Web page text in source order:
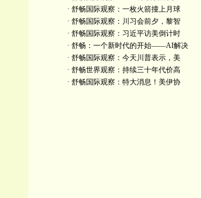
· 舒畅国际观察：一枚火箭撞上月球
· 舒畅国际观察：川习会前夕，黎智
· 舒畅国际观察：习近平访美倒计时
· 舒畅：一个新时代的开始——AI解决
· 舒畅国际观察：今天川普表示，美
· 舒畅世界观察：持续三十年代价高
· 舒畅国际观察：特大消息！美伊协